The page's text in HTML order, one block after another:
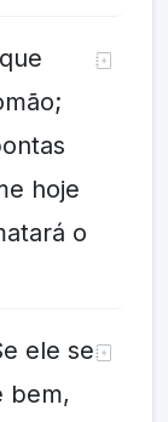
hoje
o
ele se
bem,